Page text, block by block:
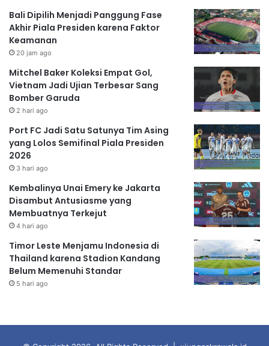
Bali Dipilih Menjadi Panggung Fase
Akhir Piala Presiden karena Faktor
Keamanan
20 jam ago
Mitchel Baker Koleksi Empat Gol,
Vietnam Jadi Ujian Terbesar Sang
Bomber Garuda
2 hari ago
Port FC Jadi Satu Satunya Tim Asing
yang Lolos Semifinal Piala Presiden
2026
3 hari ago
Kembalinya Unai Emery ke Jakarta
Disambut Antusiasme yang
Membuatnya Terkejut
4 hari ago
Timor Leste Menjamu Indonesia di
Thailand karena Stadion Kandang
Belum Memenuhi Standar
5 hari ago